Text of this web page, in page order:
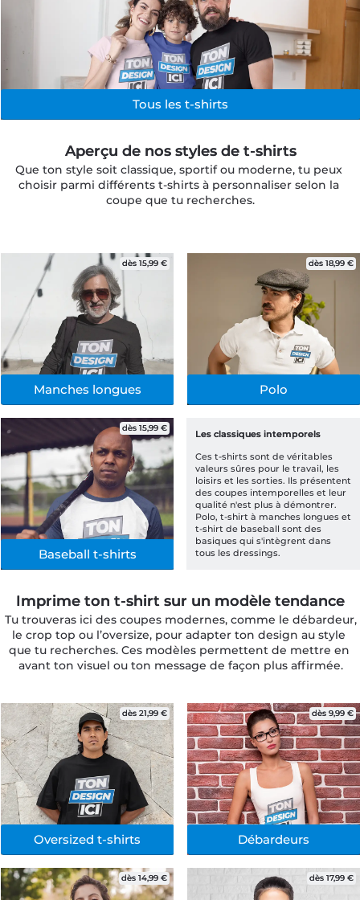
Tous les t-shirts
Aperçu de nos styles de t-shirts
Que ton style soit classique, sportif ou moderne, tu peux
choisir parmi différents t-shirts à personnaliser selon la
coupe que tu recherches.
dès 15,99 €
Manches longues
dès 15,99 €
Baseball t-shirts
dès 18,99 €
Polo
Les classiques intemporels
Ces t-shirts sont de véritables
valeurs sûres pour le travail, les
loisirs et les sorties. Ils présentent
des coupes intemporelles et leur
qualité n'est plus à démontrer.
Polo, t-shirt à manches longues et
t-shirt de baseball sont des
basiques qui s'intègrent dans
tous les dressings.
Imprime ton t-shirt sur un modèle tendance
Tu trouveras ici des coupes modernes, comme le débardeur,
le crop top ou l’oversize, pour adapter ton design au style
que tu recherches. Ces modèles permettent de mettre en
avant ton visuel ou ton message de façon plus affirmée.
dès 9,99 €
Débardeurs
dès 14,99 €
dès 21,99 €
Oversized t-shirts
dès 17,99 €